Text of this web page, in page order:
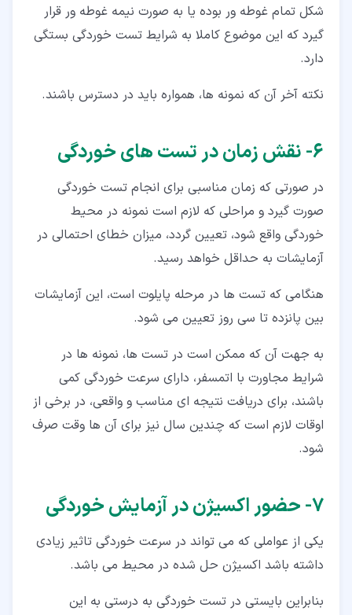
شکل تمام غوطه ور بوده یا به صورت نیمه غوطه ور قرار
گیرد که این موضوع کاملا به شرایط تست خوردگی بستگی
دارد.
نکته آخر آن که نمونه ها، همواره باید در دسترس باشند.
۶‏- نقش زمان در تست های خوردگی
در صورتی که زمان مناسبی برای انجام تست خوردگی
صورت گیرد و مراحلی که لازم است نمونه در محیط
خوردگی واقع شود، تعیین گردد، میزان خطای احتمالی در
آزمایشات به حداقل خواهد رسید.
هنگامی که تست ها در مرحله پایلوت است، این آزمایشات
بین پانزده تا سی روز تعیین می شود.
به جهت آن که ممکن است در تست ها، نمونه ها در
شرایط مجاورت با اتمسفر، دارای سرعت خوردگی کمی
باشند، برای دریافت نتیجه ای مناسب و واقعی، در برخی از
اوقات لازم است که چندین سال نیز برای آن ها وقت صرف
شود.
۷‏- حضور اکسیژن در آزمایش خوردگی
یکی از عواملی که می تواند در سرعت خوردگی تاثیر زیادی
داشته باشد اکسیژن حل شده در محیط می باشد.
بنابراین بایستی در تست خوردگی به درستی به این